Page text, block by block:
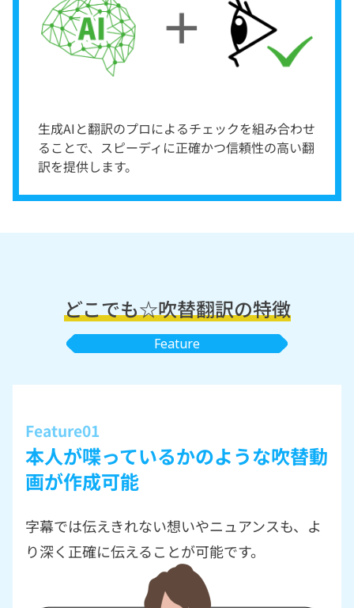
生成AIと翻訳のプロによるチェックを組み合わせ
ることで、スピーディに正確かつ信頼性の高い翻
訳を提供します。
どこでも☆吹替翻訳の特徴
Feature
Feature01
本人が喋っているかのような吹替動
画が作成可能
字幕では伝えきれない想いやニュアンスも、よ
り深く正確に伝えることが可能です。